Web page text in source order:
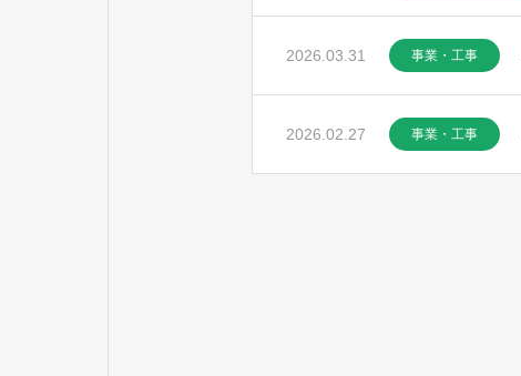
2026.03.31 事業・工事
2026.02.27 事業・工事